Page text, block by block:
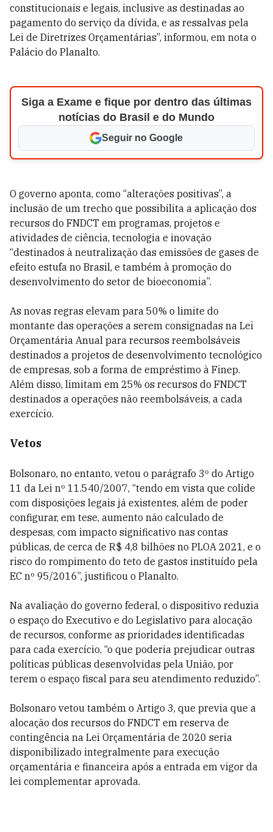
constitucionais e legais, inclusive as destinadas ao
pagamento do serviço da dívida, e as ressalvas pela
Lei de Diretrizes Orçamentárias”, informou, em nota o
Palácio do Planalto.
Siga a Exame e fique por dentro das últimas
notícias do Brasil e do Mundo
Seguir no Google
O governo aponta, como “alterações positivas”, a
inclusão de um trecho que possibilita a aplicação dos
recursos do FNDCT em programas, projetos e
atividades de ciência, tecnologia e inovação
“destinados à neutralização das emissões de gases de
efeito estufa no Brasil, e também à promoção do
desenvolvimento do setor de bioeconomia”.
As novas regras elevam para 50% o limite do
montante das operações a serem consignadas na Lei
Orçamentária Anual para recursos reembolsáveis
destinados a projetos de desenvolvimento tecnológico
de empresas, sob a forma de empréstimo à Finep.
Além disso, limitam em 25% os recursos do FNDCT
destinados a operações não reembolsáveis, a cada
exercício.
Vetos
Bolsonaro, no entanto, vetou o parágrafo 3º do Artigo
11 da Lei nº 11.540/2007, “tendo em vista que colide
com disposições legais já existentes, além de poder
configurar, em tese, aumento não calculado de
despesas, com impacto significativo nas contas
públicas, de cerca de R$ 4,8 bilhões no PLOA 2021, e o
risco do rompimento do teto de gastos instituído pela
EC nº 95/2016”, justificou o Planalto.
Na avaliação do governo federal, o dispositivo reduzia
o espaço do Executivo e do Legislativo para alocação
de recursos, conforme as prioridades identificadas
para cada exercício, “o que poderia prejudicar outras
políticas públicas desenvolvidas pela União, por
terem o espaço fiscal para seu atendimento reduzido”.
Bolsonaro vetou também o Artigo 3, que previa que a
alocação dos recursos do FNDCT em reserva de
contingência na Lei Orçamentária de 2020 seria
disponibilizado integralmente para execução
orçamentária e financeira após a entrada em vigor da
lei complementar aprovada.